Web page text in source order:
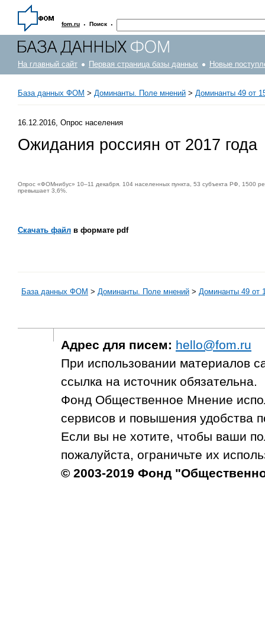
fom.ru · Поиск ·
На главный сайт Первая страница базы данных Новые
База данных ФОМ > Доминанты. Поле мнений > Доминанты 49 от
16.12.2016, Опрос населения
Ожидания россиян от 2017 года
Опрос «ФОМнибус» 10–11 декабря. 104 населенных пункта, 53 субъекта РФ, 1500
превышает 3,6%.
Скачать файл в формате pdf
База данных ФОМ > Доминанты. Поле мнений > Доминанты 49 от
Адрес для писем: hello@fom.ru
При использовании материалов
ссылка на источник обязательна.
Фонд Общественное Мнение
сервисов и повышения удобства
Если вы не хотите, чтобы ваши
пожалуйста, ограничьте их
© 2003-2019 Фонд